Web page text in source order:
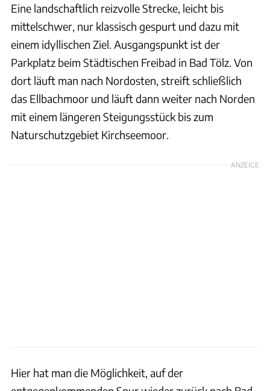
Eine landschaftlich reizvolle Strecke, leicht bis
mittelschwer, nur klassisch gespurt und dazu mit
einem idyllischen Ziel. Ausgangspunkt ist der
Parkplatz beim Städtischen Freibad in Bad Tölz. Von
dort läuft man nach Nordosten, streift schließlich
das Ellbachmoor und läuft dann weiter nach Norden
mit einem längeren Steigungsstück bis zum
Naturschutzgebiet Kirchseemoor.
ANZEIGE
Hier hat man die Möglichkeit, auf der